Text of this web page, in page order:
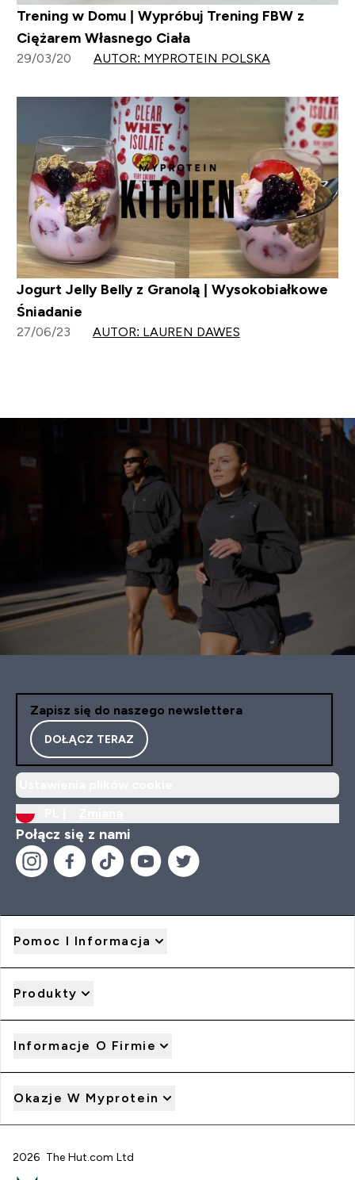
Trening w Domu | Wypróbuj Trening FBW z
Ciężarem Własnego Ciała
29/03/20 AUTOR: MYPROTEIN POLSKA
Jogurt Jelly Belly z Granolą | Wysokobiałkowe
Śniadanie
27/06/23 AUTOR: LAUREN DAWES
Zapisz się do naszego newslettera
DOŁĄCZ TERAZ
Połącz się z nami
Pomoc I Informacja
Produkty
Informacje O Firmie
Okazje W Myprotein
2026 The Hut.com Ltd